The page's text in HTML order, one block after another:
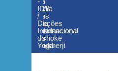
IDY
/
Dia
Internacional
do
Yoga
IDY
/
Dia
Internacional
do
Yoga
Índia
nas
Nações
Unidas
Ashoke
Mukherjí
IDY
/
Dia
Internacional
do
Yoga